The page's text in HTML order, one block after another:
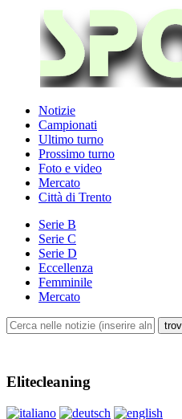
Notizie
Campionati
Ultimo turno
Prossimo turno
Foto e video
Mercato
Città di Trento
Serie B
Serie C
Serie D
Eccellenza
Femminile
Mercato
Elitecleaning